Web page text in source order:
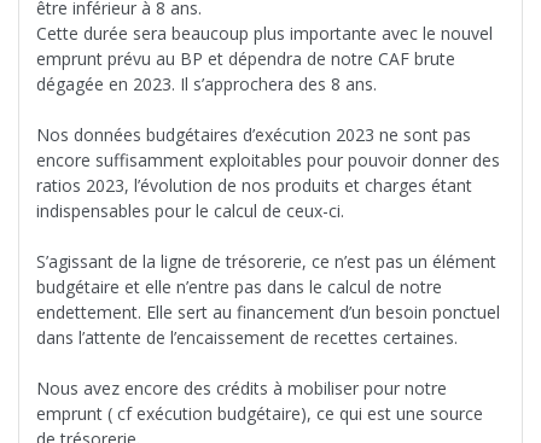
être inférieur à 8 ans.
Cette durée sera beaucoup plus importante avec le nouvel
emprunt prévu au BP et dépendra de notre CAF brute
dégagée en 2023. Il s’approchera des 8 ans.
Nos données budgétaires d’exécution 2023 ne sont pas
encore suffisamment exploitables pour pouvoir donner des
ratios 2023, l’évolution de nos produits et charges étant
indispensables pour le calcul de ceux-ci.
S’agissant de la ligne de trésorerie, ce n’est pas un élément
budgétaire et elle n’entre pas dans le calcul de notre
endettement. Elle sert au financement d’un besoin ponctuel
dans l’attente de l’encaissement de recettes certaines.
Nous avez encore des crédits à mobiliser pour notre
emprunt ( cf exécution budgétaire), ce qui est une source